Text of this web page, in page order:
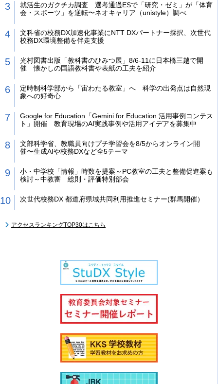
就活生のガクチカ調査 選考通過ESで「研究・ゼミ」が「体育
会・スポーツ」を逆転〜ネオキャリア（unistyle）調べ
文科省の校務DX加速化事業にNTT DXパートナー採択、次世代
校務DX環境整備を伴走支援
光村図書出版「教科書のひみつ展」8/6-11に日本橋三越で開
催 懐かしの国語教科書や表紙の工夫を紹介
定時制科学部から「宙わたる教室」へ 科学の出発点は自然現
象への好奇心
Google for Education「Gemini for Education 活用事例コンテス
ト」開催 教育現場のAI実践事例や活用アイデアを募集中
文部科学省、教職員向けプチ学習会を8/5からオンライン開
催〜生成AIや校務DXなど全5テーマ
小・中学校「情報」時数を提案～PC教室の工夫と整備促進案も
検討～中教審 総則・評価特別部会
次世代校務DX 都道府県域共同利用推進セミナー(群馬開催）
アクセスランキングTOP30はこちら